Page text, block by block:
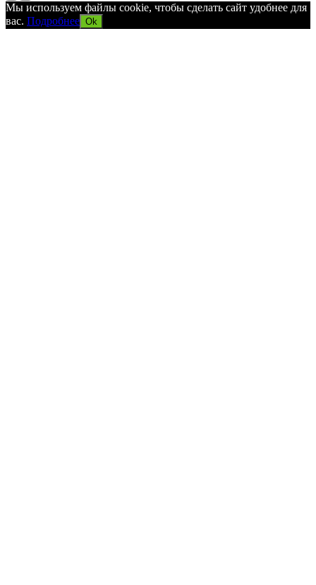
Мы используем файлы cookie, чтобы сделать сайт удобнее для
вас. Подробнее Ok